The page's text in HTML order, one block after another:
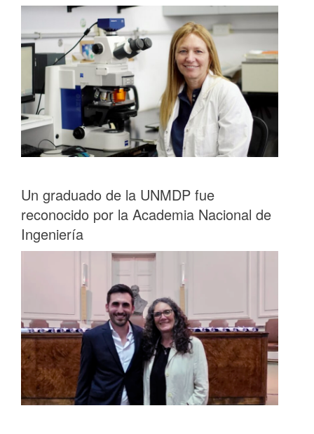
Un graduado de la UNMDP fue
reconocido por la Academia Nacional de
Ingeniería